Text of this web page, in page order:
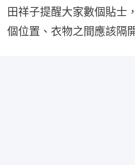
田祥子提醒大家數個貼士
個位置、衣物之間應該隔